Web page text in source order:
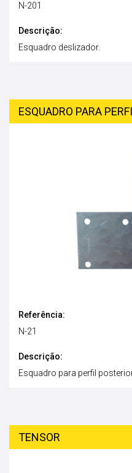
N-201
Descrição:
Esquadro deslizador.
ESQUADRO PARA
Referência:
N-21
Descrição:
Esquadro para perfil
TENSOR